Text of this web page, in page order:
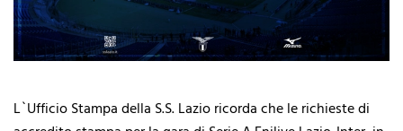
L`Ufficio Stampa della S.S. Lazio ricorda che le richieste di